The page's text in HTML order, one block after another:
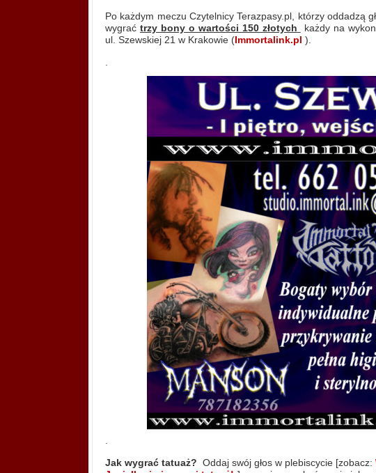
Po każdym meczu Czytelnicy Terazpasy.pl, którzy oddadzą
wygrać trzy bony o wartości 150 złotych
każdy na
ul. Szewskiej 21 w Krakowie (Immortalink.pl ).
.
Jak wygrać tatuaż? Oddaj swój głos w plebiscycie [zobacz: